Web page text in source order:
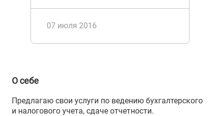
07 июля 2016
О себе
Предлагаю свои услуги по ведению бухгалтерского
и налогового учета, сдаче отчетности.